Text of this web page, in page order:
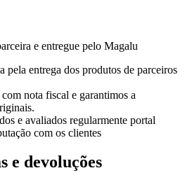
e entregue pelo Magalu
pela entrega dos produtos de parceiros
nota fiscal e garantimos a
e avaliados regularmente portal
com os clientes
e devoluções